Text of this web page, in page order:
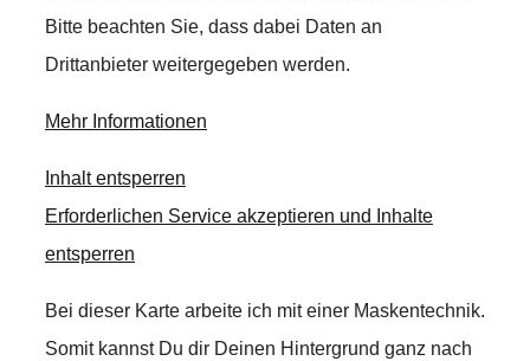
Bitte beachten Sie, dass dabei Daten an
Drittanbieter weitergegeben werden.
Mehr Informationen
Inhalt entsperren
Erforderlichen Service akzeptieren und Inhalte
entsperren
Bei dieser Karte arbeite ich mit einer Maskentechnik.
Somit kannst Du dir Deinen Hintergrund ganz nach